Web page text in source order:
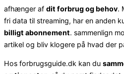
afhænger af dit forbrug og behov.
fri data til streaming, har en anden
billigt abonnement. sammenlign
artikel og bliv klogere på hvad der
Hos forbrugsguide.dk kan du